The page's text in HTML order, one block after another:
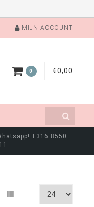
MIJN ACCOUNT
0 €0,00
+316 8550